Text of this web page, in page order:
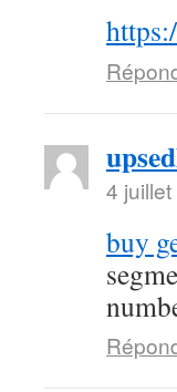
4
buy